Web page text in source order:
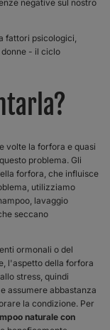
negative sul nostro
fattori psicologici,
- il ciclo
volte la forfora e quasi
problema. Gli
forfora, che influisce
utilizziamo
lavaggio
seccano
ormonali o del
l'aspetto della forfora
stress, quindi
assumere abbastanza
la condizione. Per
naturale con